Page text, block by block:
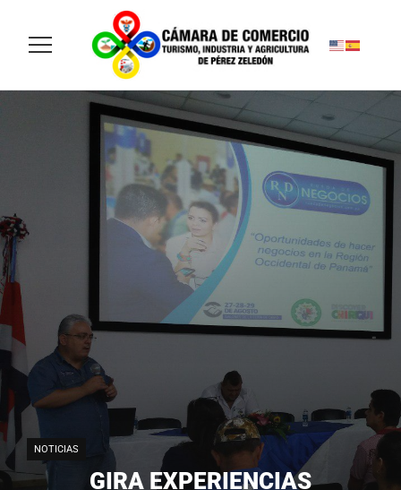
NOTICIAS
GIRA EXPERIENCIAS